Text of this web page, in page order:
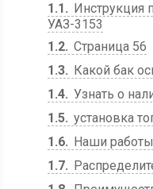
1.1
Инструкция
УАЗ-3153
1.2 Страница 56
1.3
Какой бак
1.4 Узнать о
1.5 установка
1.6
Наши работы
1.7